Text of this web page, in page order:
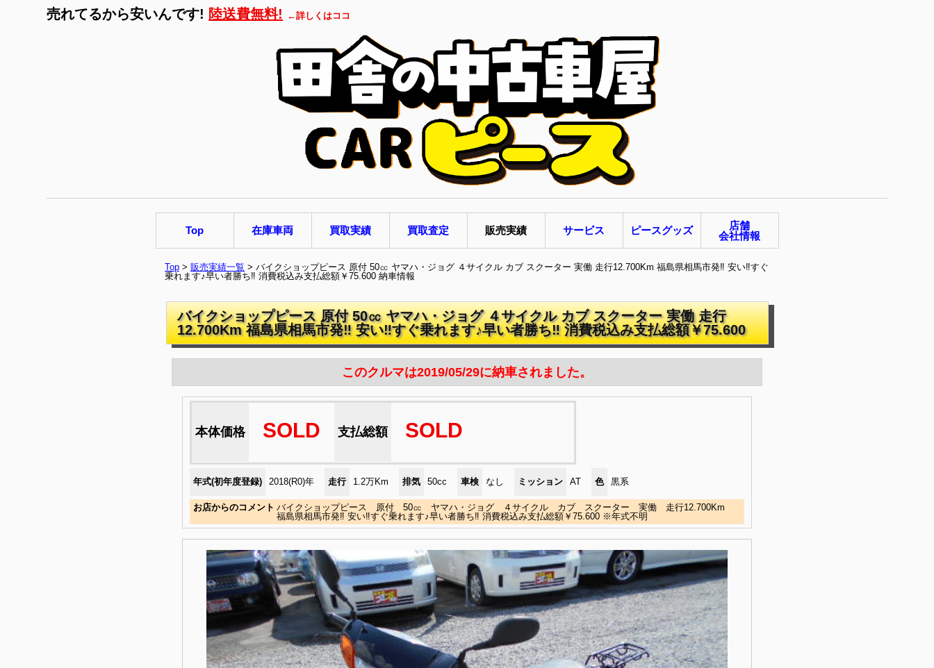
売れてるから安いんです! 陸送費無料! ←詳しくはココ
Top 在庫車両 買取実績 買取査定 販売実績 サービス ピースグッズ
店舗
会社情報
Top > 販売実績一覧 > バイクショップピース 原付 50㏄ ヤマハ・ジョグ ４サイクル カブ スクーター 実働 走行12.700Km 福島県相馬市発‼ 安い‼すぐ
乗れます♪早い者勝ち‼ 消費税込み支払総額￥75.600 納車情報
バイクショップピース 原付 50㏄ ヤマハ・ジョグ ４サイクル カブ スクーター 実働 走行
12.700Km 福島県相馬市発‼ 安い‼すぐ乗れます♪早い者勝ち‼ 消費税込み支払総額￥75.600
このクルマは2019/05/29に納車されました。
本体価格 SOLD 支払総額 SOLD
年式(初年度登録) 2018(R0)年 走行 1.2万Km 排気 50cc 車検 なし ミッション AT 色 黒系
お店からのコメント バイクショップピース 原付 50㏄ ヤマハ・ジョグ ４サイクル カブ スクーター 実働 走行12.700Km
福島県相馬市発‼ 安い‼すぐ乗れます♪早い者勝ち‼ 消費税込み支払総額￥75.600 ※年式不明